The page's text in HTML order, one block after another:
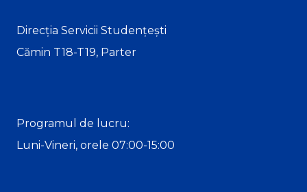
Direcția Servicii Studențești
Cămin T18-T19, Parter
Programul de lucru:
Luni-Vineri, orele 07:00-15:00